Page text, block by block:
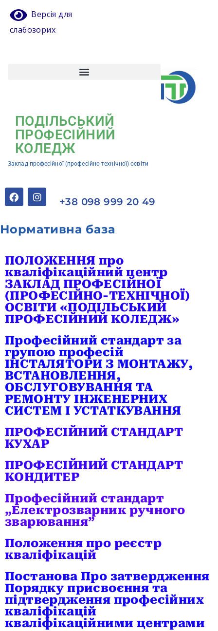
Версія для
слабозорих
ПОДІЛЬСЬКИЙ
ПРОФЕСІЙНИЙ
КОЛЕДЖ
Заклад професійної (професійно-технічної) освіти
+38 098 999 20 49
Нормативна база
ПОЛОЖЕННЯ про
кваліфікаційний центр
ЗАКЛАД ПРОФЕСІЙНОЇ
(ПРОФЕСІЙНО-ТЕХНІЧНОЇ)
ОСВІТИ «ПОДІЛЬСЬКИЙ
ПРОФЕСІЙНИЙ КОЛЕДЖ»
Професійний стандарт за
групою професій
ІНСТАЛЯТОРИ З МОНТАЖУ,
ВСТАНОВЛЕННЯ,
ОБСЛУГОВУВАННЯ ТА
РЕМОНТУ ІНЖЕНЕРНИХ
СИСТЕМ І УСТАТКУВАННЯ
ПРОФЕСІЙНИЙ СТАНДАРТ
КУХАР
ПРОФЕСІЙНИЙ СТАНДАРТ
КОНДИТЕР
Професійний стандарт
„Електрозварник ручного
зварювання”
Положення про реєстр
кваліфікацій
Постанова Про затвердження
Порядку присвоєння та
підтвердження професійних
кваліфікацій
кваліфікаційними центрами